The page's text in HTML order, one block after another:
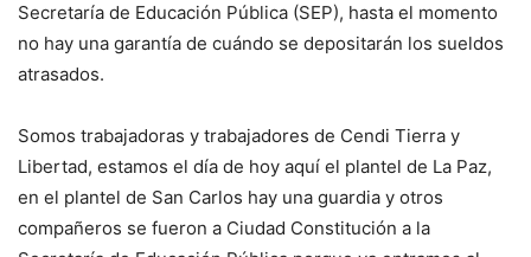
Secretaría de Educación Pública (SEP), hasta el momento
no hay una garantía de cuándo se depositarán los sueldos
atrasados.
Somos trabajadoras y trabajadores de Cendi Tierra y
Libertad, estamos el día de hoy aquí el plantel de La Paz,
en el plantel de San Carlos hay una guardia y otros
compañeros se fueron a Ciudad Constitución a la